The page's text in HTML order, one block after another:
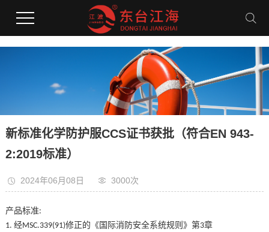
新标准化学防护服CCS证书获批（符合EN 943-
2:2019标准）
2024年06月08日 3000次
产品标准:
1. 经MSC.339(91)修正的《国际消防安全系统规则》第3章